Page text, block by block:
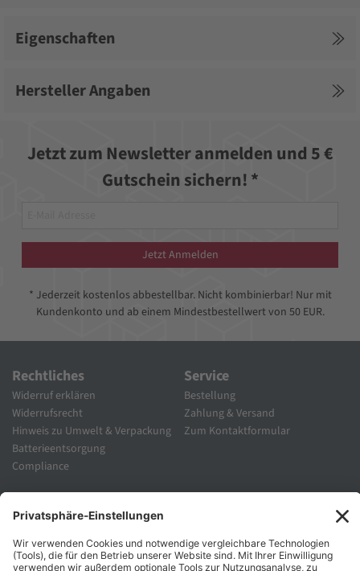
Eigenschaften
Hersteller Angaben
Jetzt zum Newsletter anmelden und 5 €
Gutschein sichern! *
Jetzt Anmelden
* Jederzeit kostenlos abbestellbar. Nicht kombinierbar! Nur mit
Kundenkonto und ab einem Mindestbestellwert von 50 EUR.
Rechtliches
Widerruf erklären
Widerrufsrecht
Hinweis zu Umwelt & Verpackung
Batterieentsorgung
Compliance
Service
Bestellung
Zahlung & Versand
Zum Kontaktformular
Unternehmen
Karriere